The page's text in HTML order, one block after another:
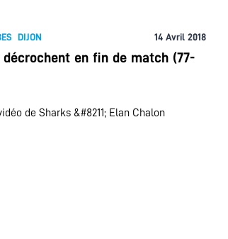
DIJON 14 Avril 2018
décrochent en fin de match (77-